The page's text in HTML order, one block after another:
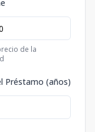
de la
Préstamo (años)